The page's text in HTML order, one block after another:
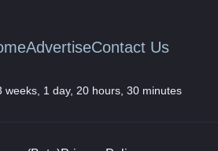
AdvertiseContact Us
weeks, 1 day, 20 hours, 30 minutes